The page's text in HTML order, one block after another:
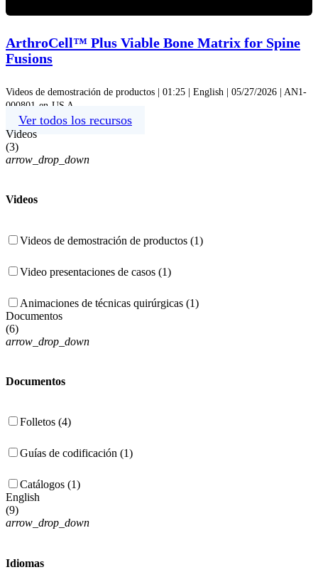
Video
ArthroCell™ Plus Viable Bone Matrix for Spine
Fusions
Videos de demostración de productos | 01:25 | English | 05/27/2026 | AN1-
000801-en-US A
Ver todos los recursos
Videos
(3)
arrow_drop_down
Videos
Videos de demostración de productos (1)
Video presentaciones de casos (1)
Animaciones de técnicas quirúrgicas (1)
Documentos
(6)
arrow_drop_down
Documentos
Folletos (4)
Guías de codificación (1)
Catálogos (1)
English
(9)
arrow_drop_down
Idiomas